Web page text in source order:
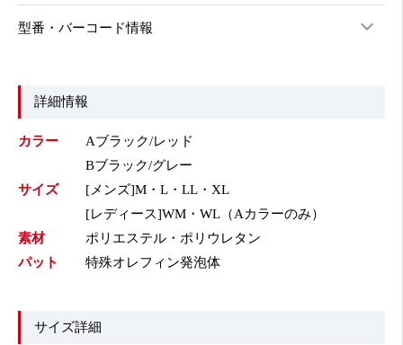
型番・バーコード情報
詳細情報
カラー
Aブラック/レッド
Bブラック/グレー
サイズ
[メンズ]M・L・LL・XL
[レディース]WM・WL（Aカラーのみ）
素材
ポリエステル・ポリウレタン
パット
特殊オレフィン発泡体
サイズ詳細